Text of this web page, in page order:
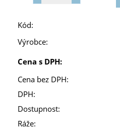
Kód:
Výrobce:
Cena s DPH:
Cena bez DPH:
DPH:
Dostupnost:
Ráže: